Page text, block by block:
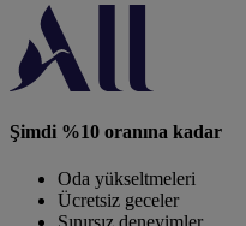
Şimdi %10 oranına kadar
Oda yükseltmeleri
Ücretsiz geceler